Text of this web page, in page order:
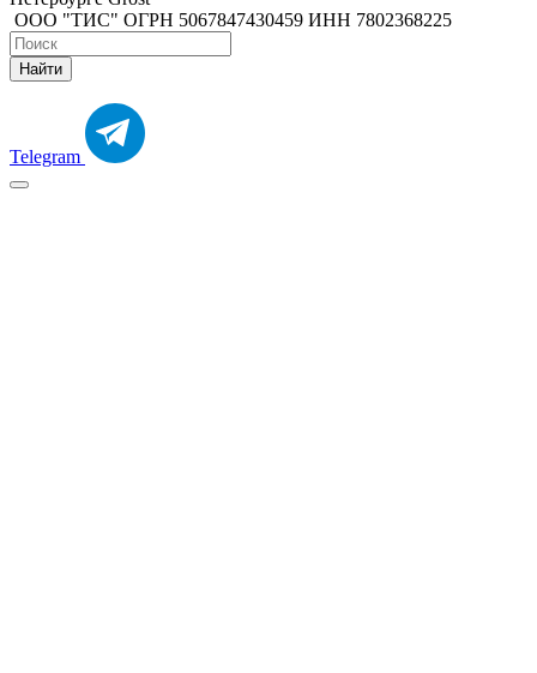
ООО "ТИС" ОГРН 5067847430459 ИНН 7802368225
Найти
Telegram